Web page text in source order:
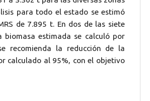
para todo el estado se estimó
de 7.895 t. En dos de las siete
estimada se calculó por
recomienda la reducción de la
calculado al 95%, con el objetivo